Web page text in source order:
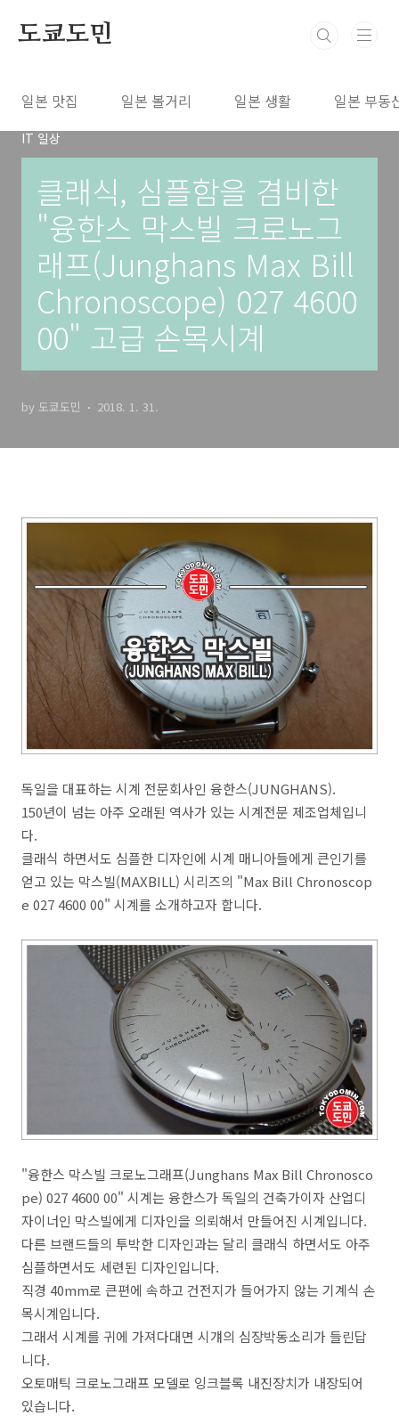
도쿄도민
일본 맛집 일본 볼거리 일본 생활 일본 부동
IT 일상
클래식, 심플함을 겸비한
"융한스 막스빌 크로노그
래프(Junghans Max Bill
Chronoscope) 027 4600
00" 고급 손목시계
by 도쿄도민 2018. 1. 31.
독일을 대표하는 시계 전문회사인 융한스(JUNGHANS).
150년이 넘는 아주 오래된 역사가 있는 시계전문 제조업체입니
다.
클래식 하면서도 심플한 디자인에 시계 매니아들에게 큰인기를
얻고 있는 막스빌(MAXBILL) 시리즈의 "Max Bill Chronoscop
e 027 4600 00" 시계를 소개하고자 합니다.
"융한스 막스빌 크로노그래프(Junghans Max Bill Chronosco
pe) 027 4600 00" 시계는 융한스가 독일의 건축가이자 산업디
자이너인 막스빌에게 디자인을 의뢰해서 만들어진 시계입니다.
다른 브랜드들의 투박한 디자인과는 달리 클래식 하면서도 아주
심플하면서도 세련된 디자인입니다.
직경 40mm로 큰편에 속하고 건전지가 들어가지 않는 기계식 손
목시계입니다.
그래서 시계를 귀에 가져다대면 시걔의 심장박동소리가 들린답
니다.
오토매틱 크로노그래프 모델로 잉크블록 내진장치가 내장되어
있습니다.